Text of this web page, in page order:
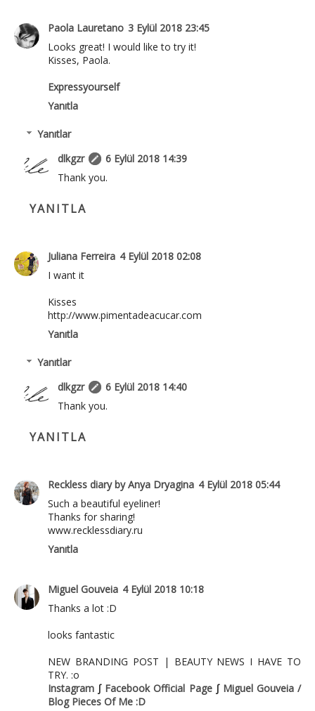
Paola Lauretano 3 Eylül 2018 23:45
Looks great! I would like to try it!
Kisses, Paola.
Expressyourself
Yanıtla
Yanıtlar
dlkgzr
6 Eylül 2018 14:39
Thank you.
YANITLA
Juliana Ferreira 4 Eylül 2018 02:08
I want it
Kisses
http://www.pimentadeacucar.com
Yanıtla
Yanıtlar
dlkgzr
6 Eylül 2018 14:40
Thank you.
YANITLA
Reckless diary by Anya Dryagina 4 Eylül 2018 05:44
Such a beautiful eyeliner!
Thanks for sharing!
www.recklessdiary.ru
Yanıtla
Miguel Gouveia 4 Eylül 2018 10:18
Thanks a lot :D
looks fantastic
NEW BRANDING POST | BEAUTY NEWS I HAVE TO
TRY. :o
Instagram ∫ Facebook Official Page∫ Miguel Gouveia /
Blog Pieces Of Me :D